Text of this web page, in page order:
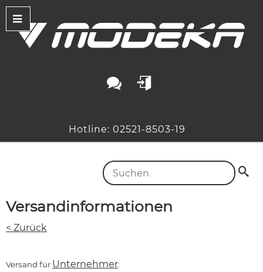
Hotline: 02521-8503-19
Versandinformationen
< Zurück
Versand für Unternehmer: